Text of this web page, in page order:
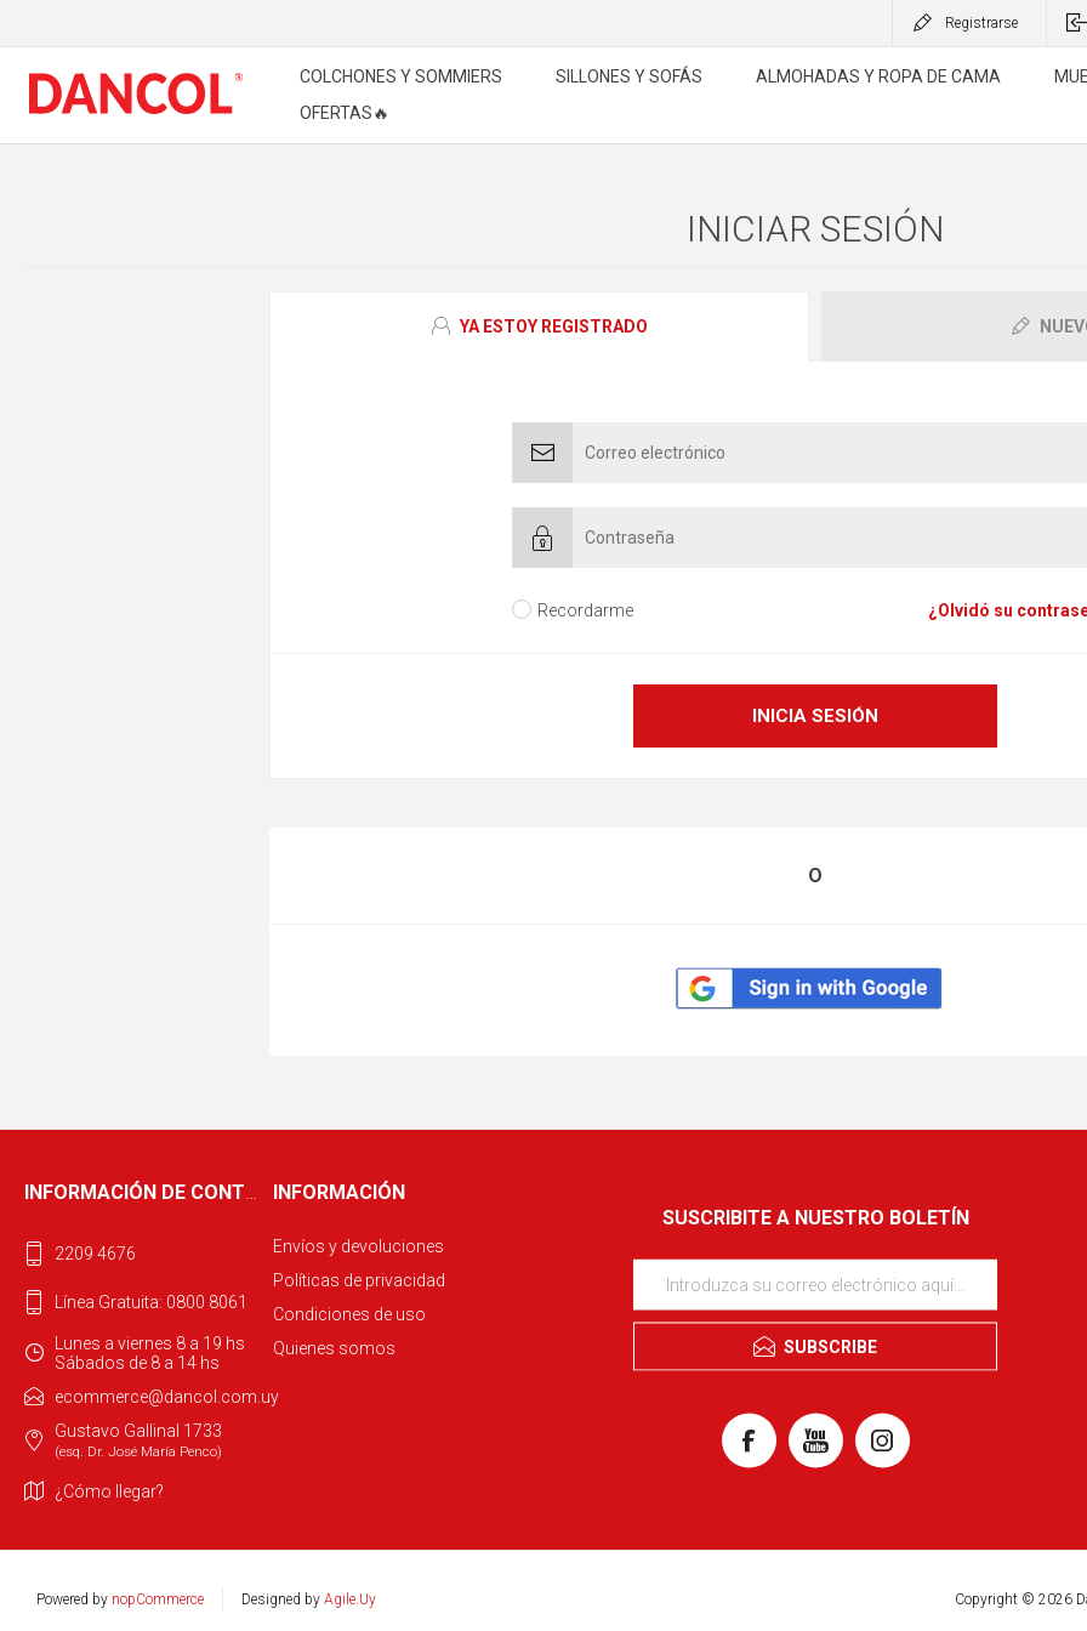
Registrarse
COLCHONES Y SOMMIERS SILLONES Y SOFÁS ALMOHADAS Y ROPA DE CAMA
OFERTAS🔥
INICIAR SESIÓN
YA ESTOY REGISTRADO
Recordarme ¿Olvidó su
O
SUSCRIBITE A NUESTRO BOLETÍN
SUBSCRIBE
INFORMACIÓN DE CONTACTO
2209 4676
Línea Gratuita: 0800 8061
Lunes a viernes 8 a 19 hs
Sábados de 8 a 14 hs
ecommerce@dancol.com.uy
Gustavo Gallinal 1733
(esq. Dr. José María Penco)
¿Cómo llegar?
INFORMACIÓN
Envíos y devoluciones
Políticas de privacidad
Condiciones de uso
Quienes somos
Powered by nopCommerce Designed by Agile.Uy Copyright © 2026